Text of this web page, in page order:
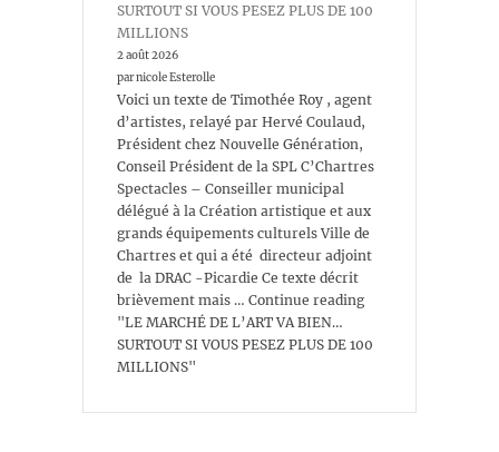
SURTOUT SI VOUS PESEZ PLUS DE 100
MILLIONS
2 août 2026
par nicole Esterolle
Voici un texte de Timothée Roy , agent
d’artistes, relayé par Hervé Coulaud,
Président chez Nouvelle Génération,
Conseil Président de la SPL C’Chartres
Spectacles – Conseiller municipal
délégué à la Création artistique et aux
grands équipements culturels Ville de
Chartres et qui a été directeur adjoint
de la DRAC -Picardie Ce texte décrit
brièvement mais … Continue reading
"LE MARCHÉ DE L’ART VA BIEN…
SURTOUT SI VOUS PESEZ PLUS DE 100
MILLIONS"